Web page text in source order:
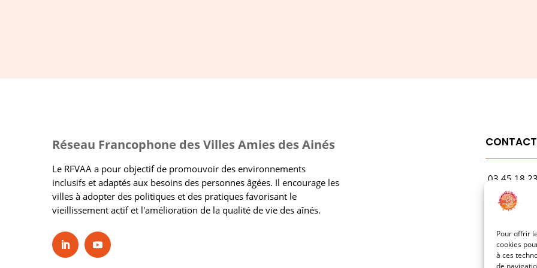
Pour offrir
cookies
à ces
de
Réseau Francophone des Villes Amies des Ainés
Le RFVAA a pour objectif de promouvoir des environnements
inclusifs et adaptés aux besoins des personnes âgées. Il encourage les
villes à adopter des politiques et des pratiques favorisant le
vieillissement actif et l'amélioration de la qualité de vie des aînés.
CONTACT
1 Avenue